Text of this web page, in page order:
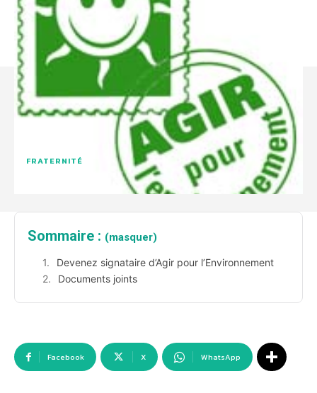
FRATERNITÉ
Sommaire : (masquer)
Devenez signataire d’Agir pour l’Environnement
Documents joints
Facebook X WhatsApp